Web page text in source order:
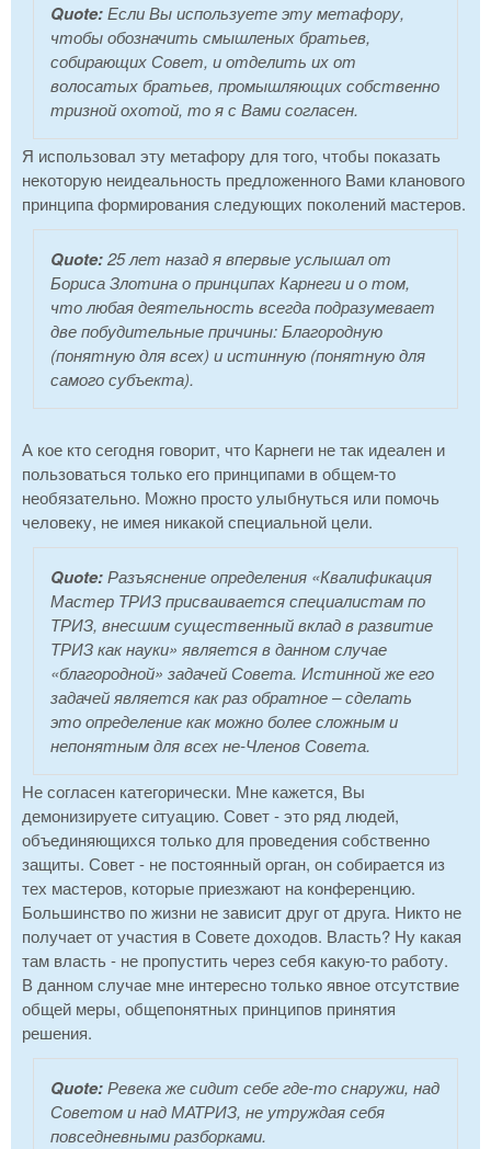
Quote:Если Вы используете эту метафору,
чтобы обозначить смышленых братьев,
собирающих Совет, и отделить их от
волосатых братьев, промышляющих собственно
тризной охотой, то я с Вами согласен.
Я использовал эту метафору для того, чтобы показать
некоторую неидеальность предложенного Вами кланового
принципа формирования следующих поколений мастеров.
Quote:25 лет назад я впервые услышал от
Бориса Злотина о принципах Карнеги и о том,
что любая деятельность всегда подразумевает
две побудительные причины: Благородную
(понятную для всех) и истинную (понятную для
самого субъекта).
А кое кто сегодня говорит, что Карнеги не так идеален и
пользоваться только его принципами в общем-то
необязательно. Можно просто улыбнуться или помочь
человеку, не имея никакой специальной цели.
Quote:Разъяснение определения «Квалификация
Мастер ТРИЗ присваивается специалистам по
ТРИЗ, внесшим существенный вклад в развитие
ТРИЗ как науки» является в данном случае
«благородной» задачей Совета. Истинной же его
задачей является как раз обратное – сделать
это определение как можно более сложным и
непонятным для всех не-Членов Совета.
Не согласен категорически. Мне кажется, Вы
демонизируете ситуацию. Совет - это ряд людей,
объединяющихся только для проведения собственно
защиты. Совет - не постоянный орган, он собирается из
тех мастеров, которые приезжают на конференцию.
Большинство по жизни не зависит друг от друга. Никто не
получает от участия в Совете доходов. Власть? Ну какая
там власть - не пропустить через себя какую-то работу.
В данном случае мне интересно только явное отсутствие
общей меры, общепонятных принципов принятия
решения.
Quote:Ревека же сидит себе где-то снаружи, над
Советом и над МАТРИЗ, не утруждая себя
повседневными разборками.